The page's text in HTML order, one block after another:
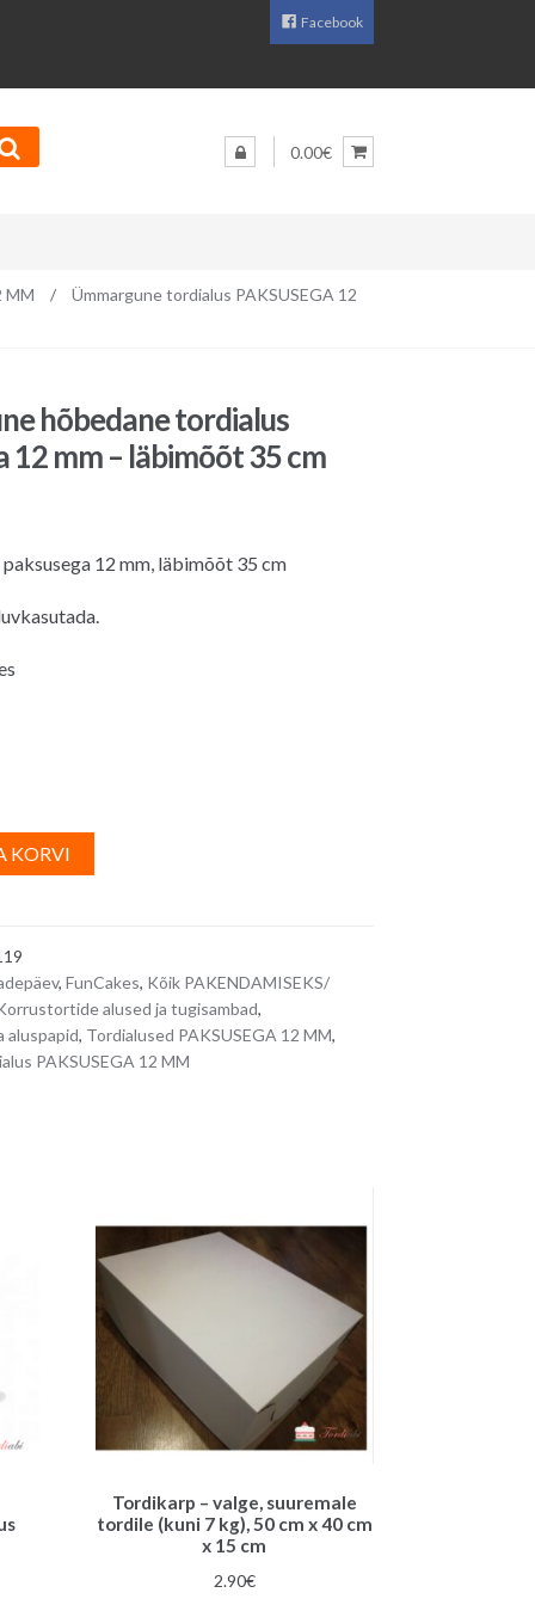
Facebook
0.00€
MM / Ümmargune tordialus PAKSUSEGA 12
hõbedane tordialus
12 mm – läbimõõt 35 cm
12 mm, läbimõõt 35 cm
KORVI
l
n
a
t
, FunCakes, Kõik PAKENDAMISEKS/
alused ja tugisambad,
aluspapid, Tordialused PAKSUSEGA 12 MM,
PAKSUSEGA 12 MM
Tordikarp – valge, suuremale
tordile (kuni 7 kg), 50 cm x 40 cm
x 15 cm
2.90€